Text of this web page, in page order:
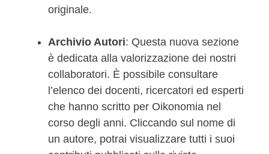
originale.
Archivio Autori: Questa nuova sezione
è dedicata alla valorizzazione dei nostri
collaboratori. È possibile consultare
l’elenco dei docenti, ricercatori ed esperti
che hanno scritto per Oikonomia nel
corso degli anni. Cliccando sul nome di
un autore, potrai visualizzare tutti i suoi